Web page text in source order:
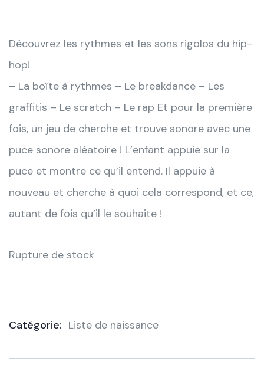
Découvrez les rythmes et les sons rigolos du hip-
hop!
– La boîte à rythmes – Le breakdance – Les
graffitis – Le scratch – Le rap Et pour la première
fois, un jeu de cherche et trouve sonore avec une
puce sonore aléatoire ! L’enfant appuie sur la
puce et montre ce qu’il entend. Il appuie à
nouveau et cherche à quoi cela correspond, et ce,
autant de fois qu’il le souhaite !
Rupture de stock
Catégorie: Liste de naissance